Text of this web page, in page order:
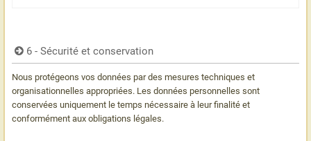
6 - Sécurité et conservation
Nous protégeons vos données par des mesures techniques et
organisationnelles appropriées. Les données personnelles sont
conservées uniquement le temps nécessaire à leur finalité et
conformément aux obligations légales.